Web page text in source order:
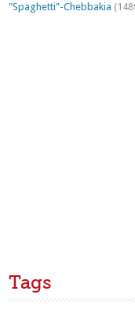
"Spaghetti"-Chebbakia
Tags